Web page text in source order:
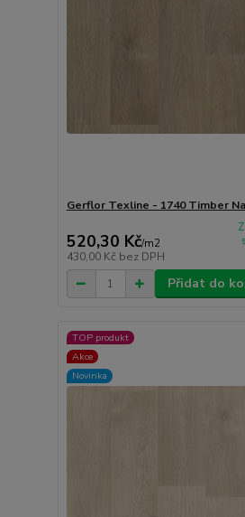
Gerflor Texline - 1740 Timber
520,30 Kč/m2
430,00 Kč bez DPH
Přidat do
TOP produkt
Akce
Novinka